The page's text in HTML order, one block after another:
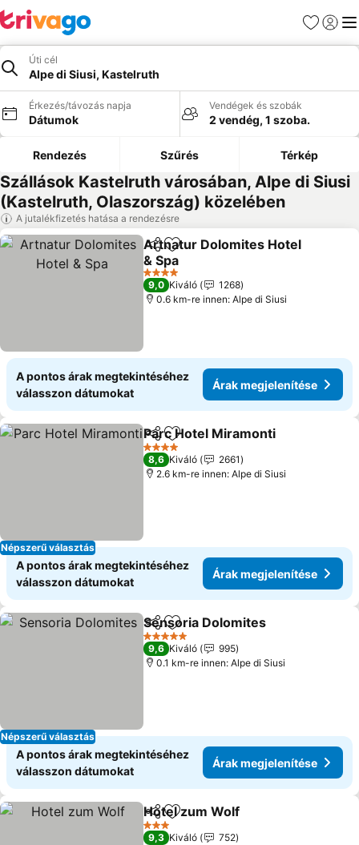
Kedvencek
Úti cél
Alpe di Siusi, Kastelruth
Érkezés/távozás napja
Dátumok
Vendégek és szobák
2 vendég, 1 szoba.
Rendezés Szűrés Térkép
Szállások Kastelruth városában, Alpe di Siusi
(Kastelruth, Olaszország) közelében
A jutalékfizetés hatása a rendezésre
Megosztás
Hozzáadás a kedvencekhez
Artnatur Dolomites Hotel
& Spa
Árak megjelenítése
4 Kategória
9,0 Kiváló
1268
0.6 km-re innen: Alpe di Siusi
A pontos árak megtekintéséhez
válasszon dátumokat
Árak megjelenítése
Népszerű választás
Megosztás
Hozzáadás a kedvencekhez
Parc Hotel Miramonti
4 Kategória
8,6 Kiváló
2661
2.6 km-re innen: Alpe di Siusi
A pontos árak megtekintéséhez
válasszon dátumokat
Árak megjelenítése
Népszerű választás
Megosztás
Hozzáadás a kedvencekhez
Sensoria Dolomites
5 Kategória
9,6 Kiváló
995
0.1 km-re innen: Alpe di Siusi
A pontos árak megtekintéséhez
válasszon dátumokat
Árak megjelenítése
Megosztás
Hozzáadás a kedvencekhez
Hotel zum Wolf
3 Kategória
9,3 Kiváló
752